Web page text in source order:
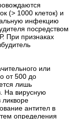
(> 1000 клеток) и
инфекцию
посредством
При признаках
или
от 500 до
лишь
На вирусную
антител в
определения